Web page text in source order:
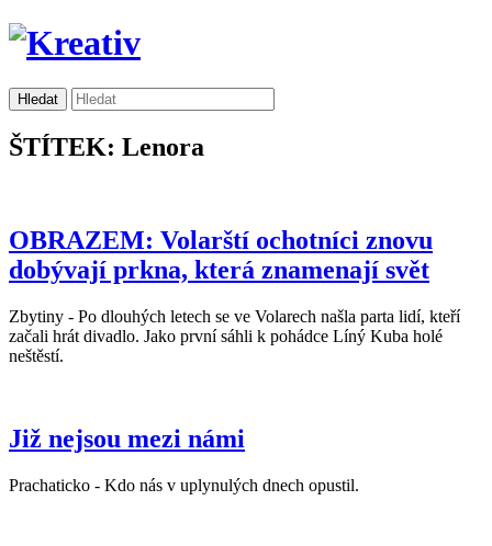
ŠTÍTEK: Lenora
OBRAZEM: Volarští ochotníci znovu
dobývají prkna, která znamenají svět
Zbytiny - Po dlouhých letech se ve Volarech našla parta lidí, kteří
začali hrát divadlo. Jako první sáhli k pohádce Líný Kuba holé
neštěstí.
Již nejsou mezi námi
Prachaticko - Kdo nás v uplynulých dnech opustil.